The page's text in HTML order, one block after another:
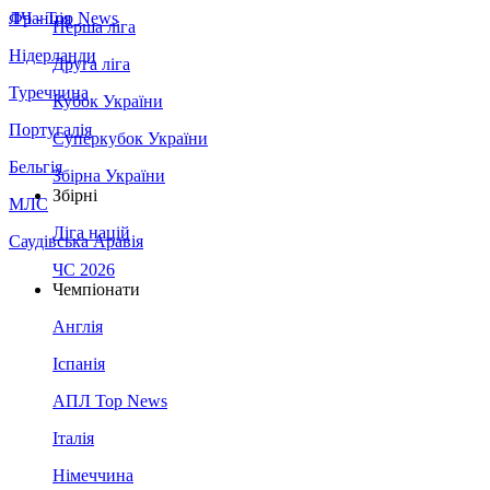
Франція
Нідерланди
Туреччина
Португалія
Бельгія
МЛС
Саудівська Аравія
ЛЧ - Top News
Перша ліга
Друга ліга
Кубок України
Суперкубок України
Збірна України
Збірні
Ліга націй
ЧС 2026
Чемпіонати
Англія
Іспанія
АПЛ Top News
Італія
Німеччина